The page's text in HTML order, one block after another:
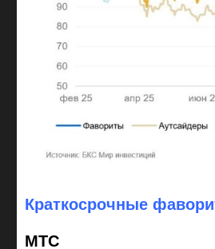
Краткосрочные
МТС